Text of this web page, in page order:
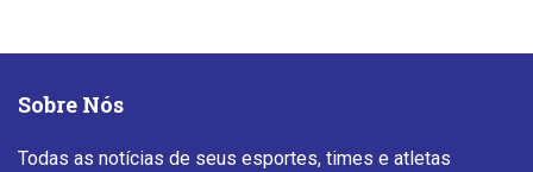
Sobre Nós
Todas as notícias de seus esportes, times e atletas